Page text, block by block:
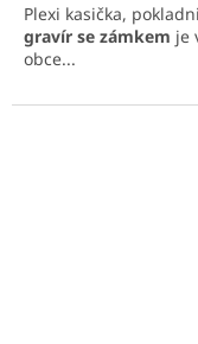
Plexi kasička,
gravír se zámkem je
obce...